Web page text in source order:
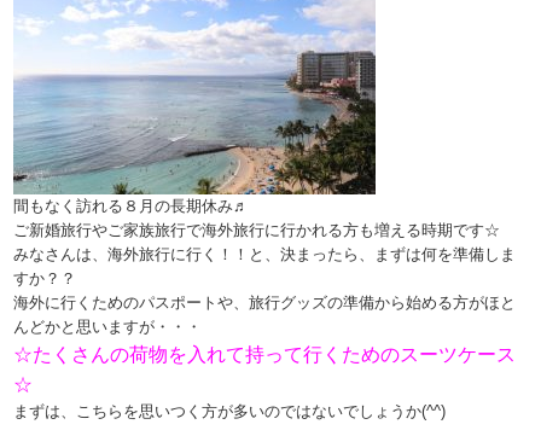
間もなく訪れる８月の長期休み♬
ご新婚旅行やご家族旅行で海外旅行に行かれる方も増える時期です☆
みなさんは、海外旅行に行く！！と、決まったら、まずは何を準備しま
すか？？
海外に行くためのパスポートや、旅行グッズの準備から始める方がほと
んどかと思いますが・・・
☆たくさんの荷物を入れて持って行くためのスーツケース
☆
まずは、こちらを思いつく方が多いのではないでしょうか(^^)